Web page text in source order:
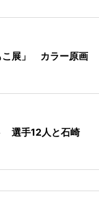
こ展」 カラー原画
選手12人と石崎